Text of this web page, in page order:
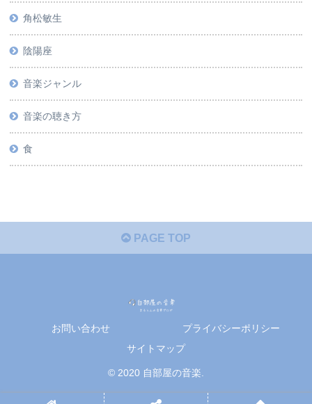
角松敏生
陰陽座
音楽ジャンル
音楽の聴き方
食
PAGE TOP
お問い合わせ
プライバシーポリシー
サイトマップ
© 2020 自部屋の音楽.